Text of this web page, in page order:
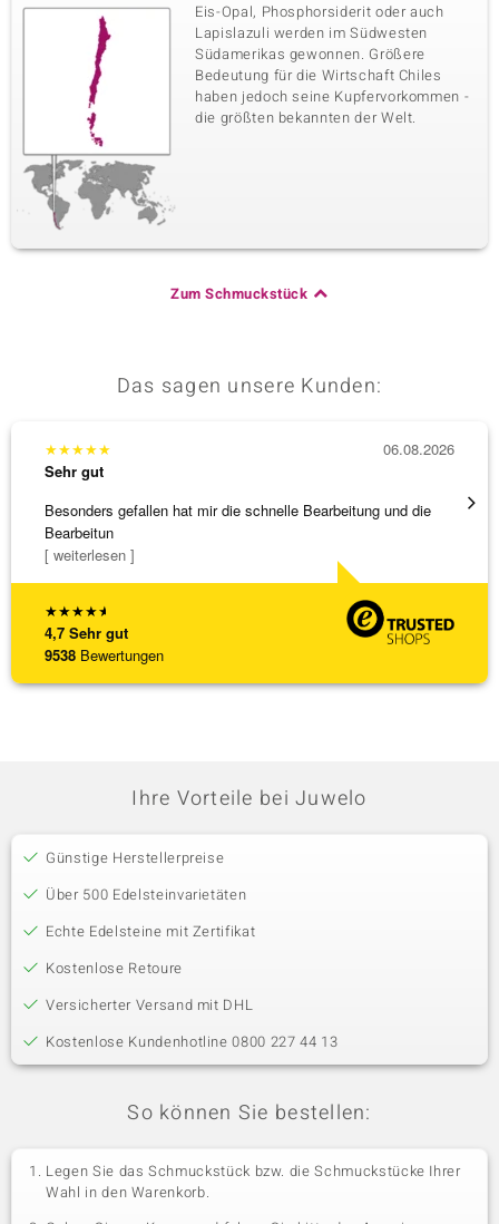
Eis-Opal, Phosphorsiderit oder auch
Lapislazuli werden im Südwesten
Südamerikas gewonnen. Größere
Bedeutung für die Wirtschaft Chiles
haben jedoch seine Kupfervorkommen -
die größten bekannten der Welt.
Zum Schmuckstück
Das sagen unsere Kunden:
★★★★★
4,7 Sehr gut
9538 Bewertungen
★★★★★
Sehr gut
Besonders gefallen hat mir die schnelle Bearbeitung und die
Bearbeitun
[ weiterlesen ]
06.08.2026
Top
Ihre Vorteile bei Juwelo
Günstige Herstellerpreise
Über 500 Edelsteinvarietäten
Echte Edelsteine mit Zertifikat
Kostenlose Retoure
Versicherter Versand mit DHL
Kostenlose Kundenhotline 0800 227 44 13
So können Sie bestellen:
Legen Sie das Schmuckstück bzw. die Schmuckstücke Ihrer
Wahl in den Warenkorb.